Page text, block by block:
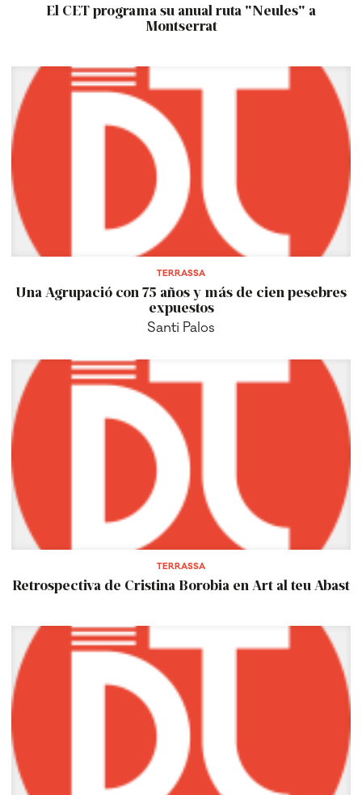
El CET programa su anual ruta "Neules" a
Montserrat
TERRASSA
Una Agrupació con 75 años y más de cien pesebres
expuestos
Santi Palos
TERRASSA
Retrospectiva de Cristina Borobia en Art al teu Abast